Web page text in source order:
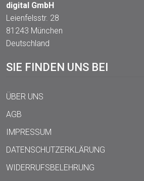
digital GmbH
Leienfelsstr. 28
81243 München
Deutschland
SIE FINDEN UNS BEI
ÜBER UNS
AGB
IMPRESSUM
DATENSCHUTZERKLÄRUNG
WIDERRUFSBELEHRUNG